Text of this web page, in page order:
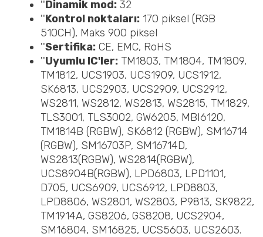
''Dinamik mod: 32
''Kontrol noktaları: 170 piksel (RGB
510CH), Maks 900 piksel
''Sertifika: CE, EMC, RoHS
''Uyumlu IC'ler: TM1803, TM1804, TM1809,
TM1812, UCS1903, UCS1909, UCS1912,
SK6813, UCS2903, UCS2909, UCS2912,
WS2811, WS2812, WS2813, WS2815, TM1829,
TLS3001, TLS3002, GW6205, MBI6120,
TM1814B (RGBW), SK6812 (RGBW), SM16714
(RGBW), SM16703P, SM16714D,
WS2813(RGBW), WS2814(RGBW),
UCS8904B(RGBW), LPD6803, LPD1101,
D705, UCS6909, UCS6912, LPD8803,
LPD8806, WS2801, WS2803, P9813, SK9822,
TM1914A, GS8206, GS8208, UCS2904,
SM16804, SM16825, UCS5603, UCS2603.